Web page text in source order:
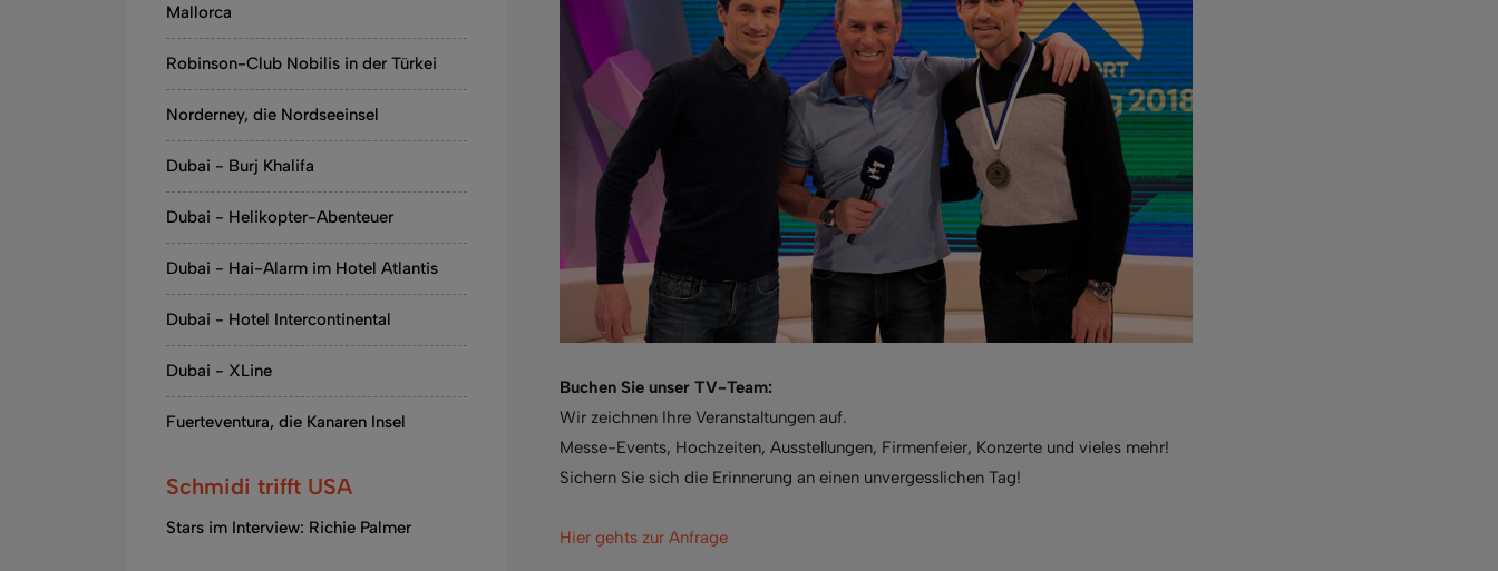
Mallorca
Robinson-Club Nobilis in der Türkei
Norderney, die Nordseeinsel
Dubai - Burj Khalifa
Dubai - Helikopter-Abenteuer
Dubai - Hai-Alarm im Hotel Atlantis
Dubai - Hotel Intercontinental
Dubai - XLine
Fuerteventura, die Kanaren Insel
Schmidi trifft USA
Stars im Interview: Richie Palmer
Buchen Sie unser TV-Team:
Wir zeichnen Ihre Veranstaltungen auf.
Messe-Events, Hochzeiten, Ausstellungen, Firmenfeier, Konzerte und vieles mehr!
Sichern Sie sich die Erinnerung an einen unvergesslichen Tag!
Hier gehts zur Anfrage